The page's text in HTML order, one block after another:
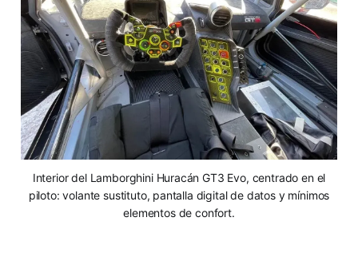
Interior del Lamborghini Huracán GT3 Evo, centrado en el
piloto: volante sustituto, pantalla digital de datos y mínimos
elementos de confort.